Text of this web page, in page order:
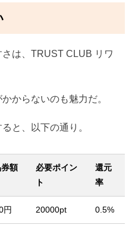
は、TRUST CLUB リワ
からないのも魅力だ。
と、以下の通り。
額
必要ポイン
ト
還元
率
円 20000pt 0.5%